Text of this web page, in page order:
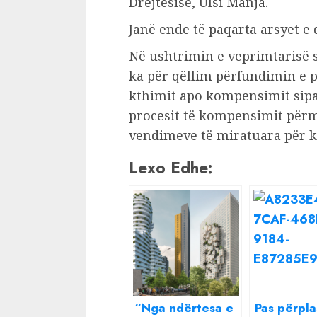
Janë ende të paqarta arsyet e
Në ushtrimin e veprimtarisë
ka për qëllim përfundimin e
kthimit apo kompensimit
procesit të kompensimit
vendimeve të miratuara për
Lexo Edhe:
“Nga ndërtesa e
Pas